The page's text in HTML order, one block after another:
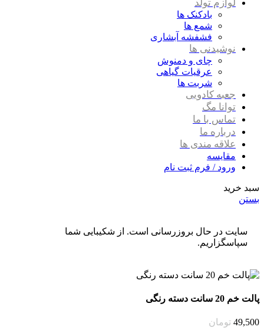
لوازم تولد
بادکنک ها
شمع ها
فشفشه آبشاری
نوشیدنی ها
چای و دمنوش
عرقیات گیاهی
شربت ها
جعبه کادویی
توانا مگ
تماس با ما
درباره ما
علاقه مندی ها
مقایسه
ورود / فرم ثبت نام
سبد خرید
بستن
سایت در حال بروزرسانی است. از شکیبایی شما
سپاسگزاریم.
پالت خم 20 سانت دسته رنگی
49,500 تومان